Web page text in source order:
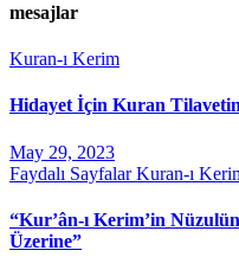
mesajlar
Kuran-ı Kerim
Hidayet İçin Kuran
May 29, 2023
Faydalı SayfalarKuran-ı
“Kur’ân-ı Kerim’in
Üzerine”